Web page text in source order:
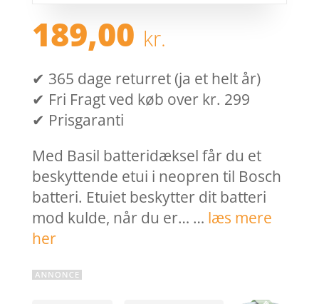
189,00 kr.
✔ 365 dage returret (ja et helt år)
✔ Fri Fragt ved køb over kr. 299
✔ Prisgaranti
Med Basil batteridæksel får du et
beskyttende etui i neopren til Bosch
batteri. Etuiet beskytter dit batteri
mod kulde, når du er… … læs mere
her